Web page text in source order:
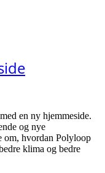
en ny hjemmeside.
og nye
om, hvordan Polyloop
klima og bedre